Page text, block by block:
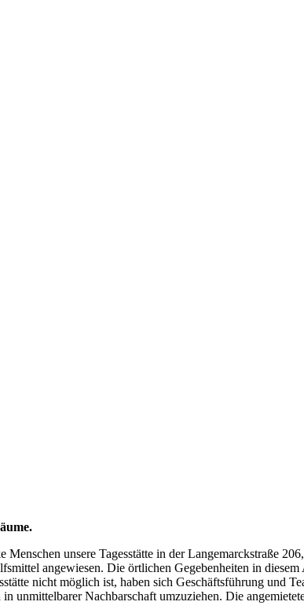
unsere Tagesstätte in der Langemarckstraße
angewiesen. Die örtlichen Gegebenheiten in
nicht möglich ist, haben sich Geschäftsführung und
unmittelbarer Nachbarschaft umzuziehen. Die